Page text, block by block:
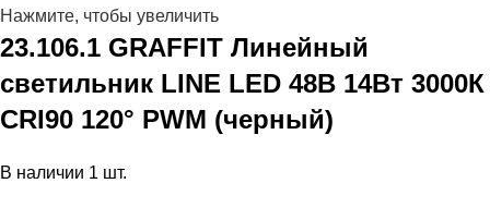
Нажмите, чтобы увеличить
23.106.1 GRAFFIT Линейный
светильник LINE LED 48В 14Вт 3000К
CRI90 120° PWM (черный)
В наличии 1 шт.